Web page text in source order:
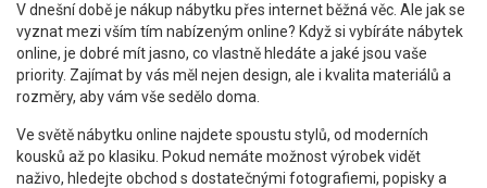
V dnešní době je nákup nábytku přes internet běžná věc. Ale jak se
vyznat mezi vším tím nabízeným online? Když si vybíráte nábytek
online, je dobré mít jasno, co vlastně hledáte a jaké jsou vaše
priority. Zajímat by vás měl nejen design, ale i kvalita materiálů a
rozměry, aby vám vše sedělo doma.
Ve světě nábytku online najdete spoustu stylů, od moderních
kousků až po klasiku. Pokud nemáte možnost výrobek vidět
naživo, hledejte obchod s dostatečnými fotografiemi, popisky a